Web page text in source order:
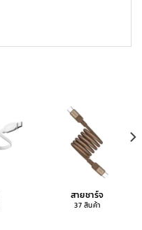
สายชาร์จ
37 สินค้า